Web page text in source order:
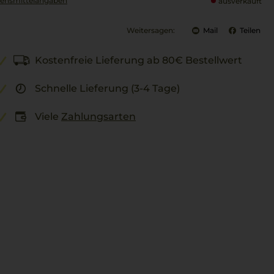
Weitersagen: Mail Teilen
Kostenfreie Lieferung ab 80€ Bestellwert
Schnelle Lieferung (3-4 Tage)
Viele Zahlungsarten